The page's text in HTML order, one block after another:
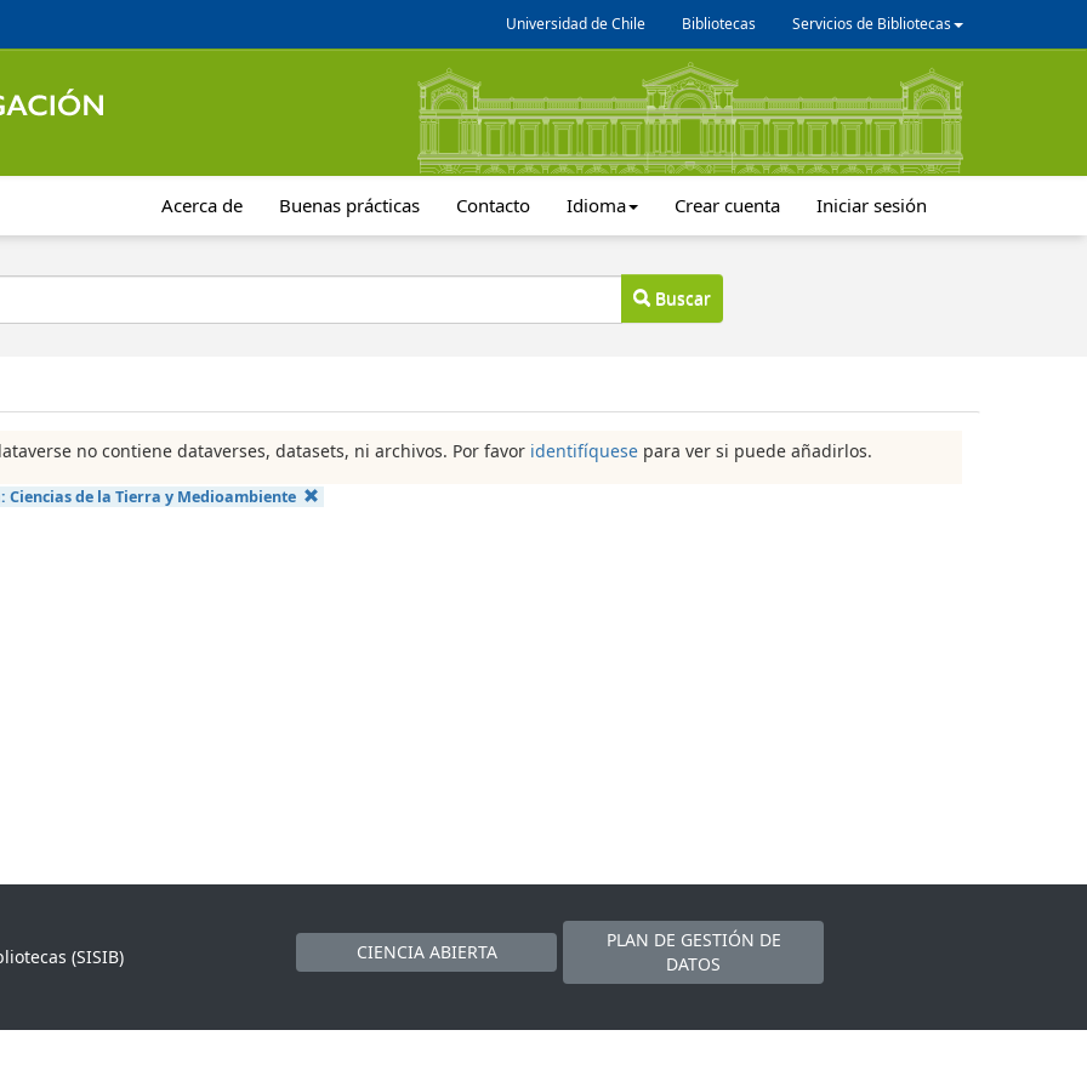
Universidad de Chile Bibliotecas Servicios de Bibliotecas
Acerca de Buenas prácticas Contacto Idioma Crear cuenta Iniciar sesión
Buscar
no contiene dataverses, datasets, ni archivos. Por favor identifíquese para ver si puede añadirlos.
Ciencias de la Tierra y Medioambiente
(SISIB)
CIENCIA ABIERTA
PLAN DE GESTIÓN DE
DATOS